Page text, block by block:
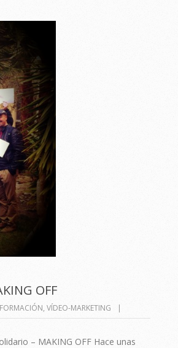
OFF
FORMACIÓN, VÍDEO-MARKETING
– MAKING OFF Hace unas